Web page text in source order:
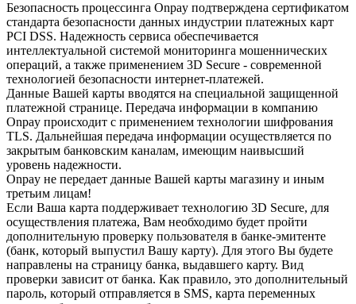
Безопасность процессинга Onpay подтверждена сертификатом
стандарта безопасности данных индустрии платежных карт
PCI DSS. Надежность сервиса обеспечивается
интеллектуальной системой мониторинга мошеннических
операций, а также применением 3D Secure - современной
технологией безопасности интернет-платежей.
Данные Вашей карты вводятся на специальной защищенной
платежной странице. Передача информации в компанию
Onpay происходит с применением технологии шифрования
TLS. Дальнейшая передача информации осуществляется по
закрытым банковским каналам, имеющим наивысший
уровень надежности.
Onpay не передает данные Вашей карты магазину и иным
третьим лицам!
Если Ваша карта поддерживает технологию 3D Secure, для
осуществления платежа, Вам необходимо будет пройти
дополнительную проверку пользователя в банке-эмитенте
(банк, который выпустил Вашу карту). Для этого Вы будете
направлены на страницу банка, выдавшего карту. Вид
проверки зависит от банка. Как правило, это дополнительный
пароль, который отправляется в SMS, карта переменных